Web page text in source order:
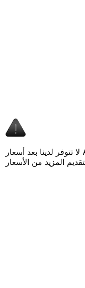
لا تتوفر لدينا بعد أسعار Allied Bank لهذا الزوج من العملات، لكن لا يزال بإمكانك مقارنة عرض سعر من Allied Bank بسعر Xe المباشر لمعرفة التوفير المحتمل. عد لاحقًا، فنحن نعمل باستمرار على توسيع بياناتنا